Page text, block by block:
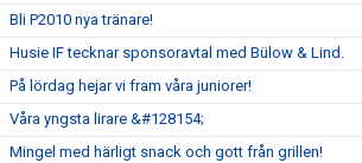
Bli P2010 nya tränare!
Husie IF tecknar sponsoravtal med Bülow & Lind.
På lördag hejar vi fram våra juniorer!
Våra yngsta lirare &#128154;
Mingel med härligt snack och gott från grillen!